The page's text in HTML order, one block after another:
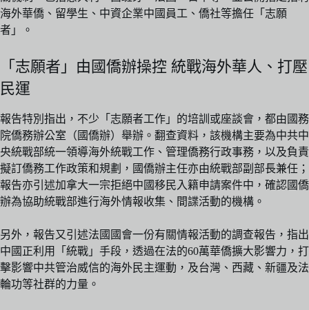
海外華僑、留學生、中資企業中國員工、僑社等擔任「志願
者」。
「志願者」由國僑辦操控 統戰海外華人、打壓
民運
報告特別指出，不少「志願者工作」的培訓或座談會，都由國務
院僑務辦公室（國僑辦）舉辦。翻查資料，該機構主要為中共中
央統戰部統一領導海外統戰工作、管理僑務行政事務，以及負責
擬訂僑務工作政策和規劃，國僑辦主任亦由統戰部副部長兼任；
報告亦引述加拿大一宗拒絕中國移民入籍申請案件中，確認國僑
辦為協助統戰部進行海外情報收集、間諜活動的機構。
另外，報告又引述法國國會一份有關情報活動的調查報告，指出
中國正利用「統戰」手段，透過在法的60萬華僑擴大影響力，打
擊影響中共管治威信的海外民主運動，及台灣、西藏、新疆及法
輪功等社群的力量。